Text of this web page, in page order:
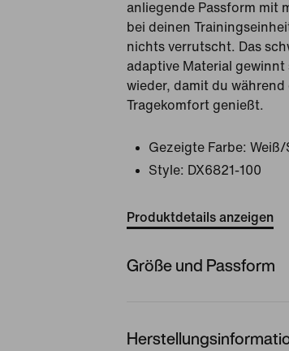
anliegende Passform mit
bei deinen
nichts verrutscht. Das
adaptive Material gewinnt
wieder, damit du
Tragekomfort genießt.
Gezeigte Farbe: Weiß/
Style: DX6821-100
Produktdetails anzeigen
Größe und Passform